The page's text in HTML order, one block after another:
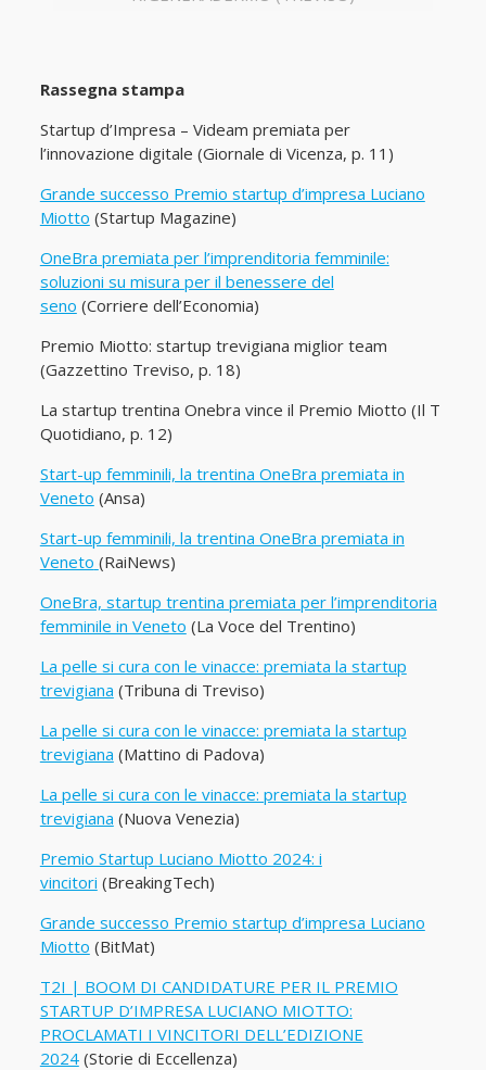
Rassegna stampa
Startup d’Impresa – Videam premiata per
l’innovazione digitale (Giornale di Vicenza, p. 11)
Grande successo Premio startup d’impresa Luciano
Miotto (Startup Magazine)
OneBra premiata per l’imprenditoria femminile:
soluzioni su misura per il benessere del
seno (Corriere dell’Economia)
Premio Miotto: startup trevigiana miglior team
(Gazzettino Treviso, p. 18)
La startup trentina Onebra vince il Premio Miotto (Il T
Quotidiano, p. 12)
Start-up femminili, la trentina OneBra premiata in
Veneto (Ansa)
Start-up femminili, la trentina OneBra premiata in
Veneto (RaiNews)
OneBra, startup trentina premiata per l’imprenditoria
femminile in Veneto (La Voce del Trentino)
La pelle si cura con le vinacce: premiata la startup
trevigiana (Tribuna di Treviso)
La pelle si cura con le vinacce: premiata la startup
trevigiana (Mattino di Padova)
La pelle si cura con le vinacce: premiata la startup
trevigiana (Nuova Venezia)
Premio Startup Luciano Miotto 2024: i
vincitori (BreakingTech)
Grande successo Premio startup d’impresa Luciano
Miotto (BitMat)
T2I | BOOM DI CANDIDATURE PER IL PREMIO
STARTUP D’IMPRESA LUCIANO MIOTTO:
PROCLAMATI I VINCITORI DELL’EDIZIONE
2024(Storie di Eccellenza)